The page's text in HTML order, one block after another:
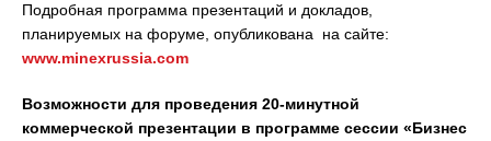
Подробная программа презентаций и докладов,
планируемых на форуме, опубликована на сайте:
www.minexrussia.com
Возможности для проведения 20-минутной
коммерческой презентации в программе сессии «Бизнес